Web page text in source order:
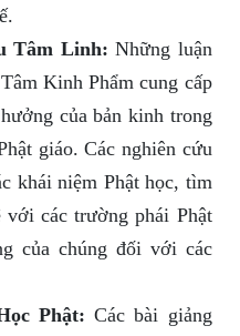
Tâm Linh: Những luận
Kinh Phẩm cung cấp
của bản kinh trong
giáo. Các nghiên cứu
khái niệm Phật học, tìm
với các trường phái Phật
của chúng đối với các
Phật: Các bài giảng